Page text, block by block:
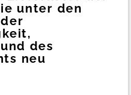
unter den
des
neu